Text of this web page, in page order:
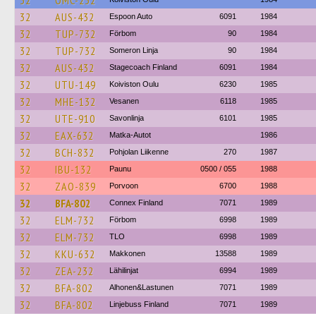
32 AUS-432 Espoon Auto 6091 1984
32 TUP-732 Förbom 90 1984
32 TUP-732 Someron Linja 90 1984
32 AUS-432 Stagecoach Finland 6091 1984
32 UTU-149 Koiviston Oulu 6230 1985
32 MHE-132 Vesanen 6118 1985
32 UTE-910 Savonlinja 6101 1985
32 EAX-632 Matka-Autot 1986
32 BCH-832 Pohjolan Liikenne 270 1987
32 IBU-132 Paunu 0500 / 055 1988
32 ZAO-839 Porvoon 6700 1988
32 BFA-802 Connex Finland 7071 1989
32 ELM-732 Förbom 6998 1989
32 ELM-732 TLO 6998 1989
32 KKU-632 Makkonen 13588 1989
32 ZEA-232 Lähilinjat 6994 1989
32 BFA-802 Alhonen&Lastunen 7071 1989
32 BFA-802 Linjebuss Finland 7071 1989